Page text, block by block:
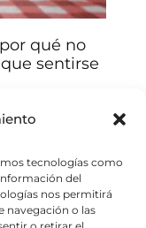
tecnologías como
del
nos permitirá
navegación o las
qué no
sentirse
y mejore
veces